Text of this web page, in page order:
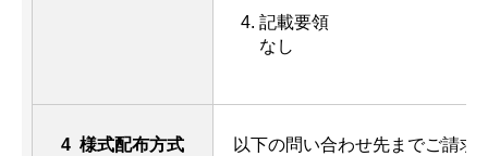
記載要領
なし
4 様式配布方式 以下の問い合わせ先までご請求